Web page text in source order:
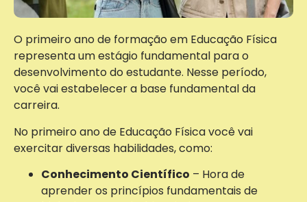
O primeiro ano de formação em Educação Física
representa um estágio fundamental para o
desenvolvimento do estudante. Nesse período,
você vai estabelecer a base fundamental da
carreira.
No primeiro ano de Educação Física você vai
exercitar diversas habilidades, como:
Conhecimento Científico – Hora de
aprender os princípios fundamentais de